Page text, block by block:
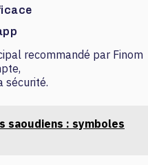
recommandé par Finom
sécurité.
saoudiens : symboles